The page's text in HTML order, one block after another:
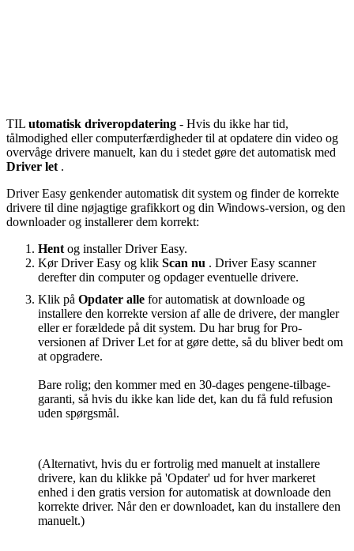
TIL utomatisk driveropdatering - Hvis du ikke har tid,
tålmodighed eller computerfærdigheder til at opdatere din video og
overvåge drivere manuelt, kan du i stedet gøre det automatisk med
Driver let .
Driver Easy genkender automatisk dit system og finder de korrekte
drivere til dine nøjagtige grafikkort og din Windows-version, og den
downloader og installerer dem korrekt:
Hent og installer Driver Easy.
Kør Driver Easy og klik Scan nu . Driver Easy scanner
derefter din computer og opdager eventuelle drivere.
Klik på Opdater alle for automatisk at downloade og
installere den korrekte version af alle de drivere, der mangler
eller er forældede på dit system. Du har brug for Pro-
versionen af ​​Driver Let for at gøre dette, så du bliver bedt om
at opgradere.
Bare rolig; den kommer med en 30-dages pengene-tilbage-
garanti, så hvis du ikke kan lide det, kan du få fuld refusion
uden spørgsmål.
(Alternativt, hvis du er fortrolig med manuelt at installere
drivere, kan du klikke på 'Opdater' ud for hver markeret
enhed i den gratis version for automatisk at downloade den
korrekte driver. Når den er downloadet, kan du installere den
manuelt.)